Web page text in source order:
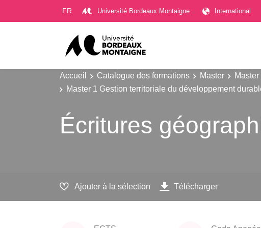
FR Université Bordeaux Montaigne International
Accueil Catalogue des formations Master
Master 1 Gestion territoriale du développement
Écritures
Ajouter à la sélection Télécharger